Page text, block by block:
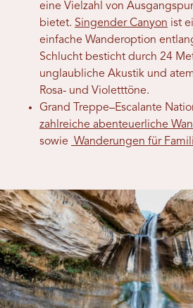
eine Vielzahl von
bietet. Singender Canyon ist
einfache Wanderoption
Schlucht besticht durch 24
unglaubliche Akustik und
Rosa- und Violetttöne.
Grand Treppe–Escalante
zahlreiche abenteuerliche
sowie Wanderungen für